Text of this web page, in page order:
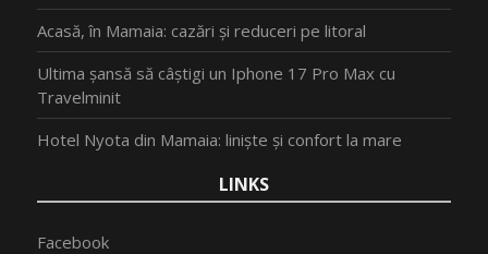
Acasă, în Mamaia: cazări și reduceri pe litoral
Ultima șansă să câștigi un Iphone 17 Pro Max cu
Travelminit
Hotel Nyota din Mamaia: liniște și confort la mare
LINKS
Facebook